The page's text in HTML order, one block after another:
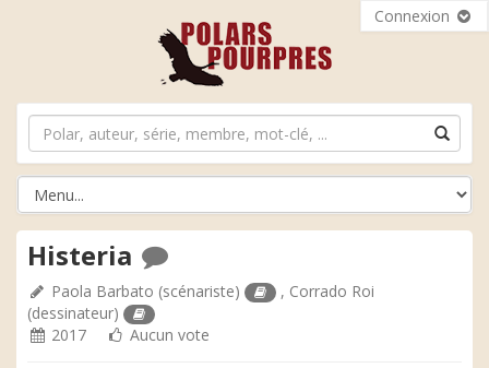
Connexion
Histeria
Paola Barbato (scénariste) , Corrado Roi
(dessinateur)
2017
Aucun vote